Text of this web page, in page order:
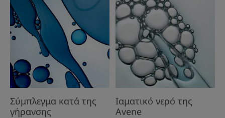
Σύμπλεγμα κατά της
γήρανσης
Ιαματικό νερό της
Avene